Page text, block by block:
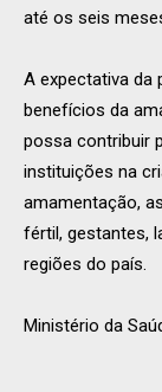
até os seis
A expectativa da
benefícios da
possa contribuir
instituições na
amamentação,
fértil, gestantes,
regiões do país.
Ministério da